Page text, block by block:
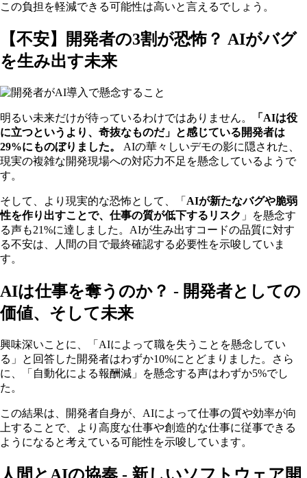
この負担を軽減できる可能性は高いと言えるでしょう。
【不安】開発者の3割が恐怖？ AIがバグ
を生み出す未来
明るい未来だけが待っているわけではありません。
「AIは役
に立つというより、奇抜なものだ」と感じている開発者は
29%にものぼりました。
AIの華々しいデモの影に隠された、
現実の複雑な開発現場への対応力不足を懸念しているようで
す。
そして、より現実的な恐怖として、「 AIが新たなバグや脆弱
性を作り出すことで、仕事の質が低下するリスク 」を懸念す
る声も21%に達しました。AIが生み出すコードの品質に対す
る不安は、人間の目で最終確認する必要性を示唆していま
す。
AIは仕事を奪うのか？ - 開発者としての
価値、そして未来
興味深いことに、「AIによって職を失うことを懸念してい
る」と回答した開発者はわずか10%にとどまりました。さら
に、「自動化による報酬減」を懸念する声はわずか5%でし
た。
この結果は、開発者自身が、AIによって仕事の質や効率が向
上することで、より高度な仕事や創造的な仕事に従事できる
ようになると考えている可能性を示唆しています。